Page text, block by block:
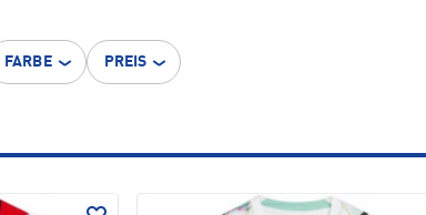
FARBE PREIS